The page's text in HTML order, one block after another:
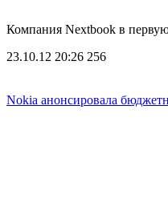
Компания Nextbook в
23.10.12 20:26 256
Nokia анонсировала